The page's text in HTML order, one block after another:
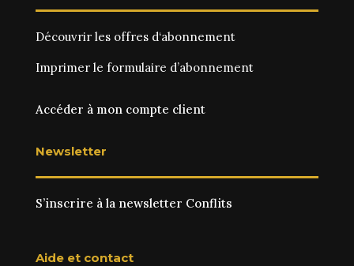
Découvrir les offres d‘abonnement
Imprimer le formulaire d’abonnement
Accéder à mon compte client
Newsletter
S’inscrire à la newsletter Conflits
Aide et contact